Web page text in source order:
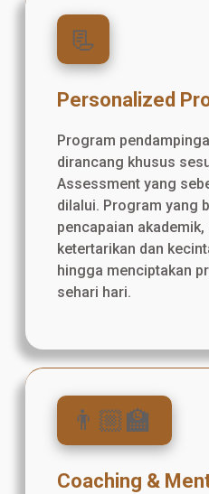
📃
Personalized
Program
dirancang khusus
Assessment yang
dilalui. Program yang
pencapaian
ketertarikan dan
hingga menciptakan
sehari hari.
👨🏼‍🏫
Coaching &